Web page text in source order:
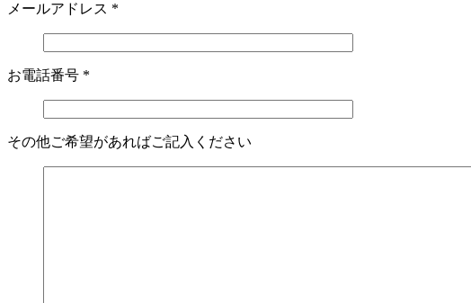
メールアドレス *
お電話番号 *
その他ご希望があればご記入ください